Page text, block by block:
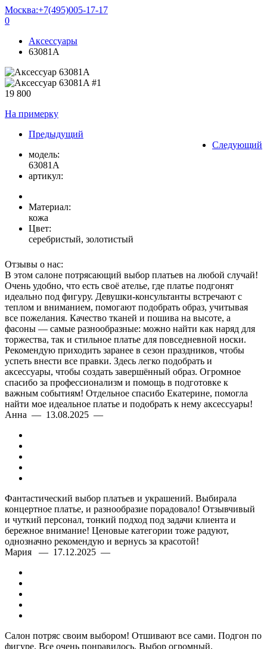
Москва:+7(495)005-17-17
0
Аксессуары
63081A
19 800
На примерку
Предыдущий
Следующий
модель:
63081A
артикул:
Материал:
кожа
Цвет:
серебристый, золотистый
Отзывы о нас:
В этом салоне потрясающий выбор платьев на любой случай!
Очень удобно, что есть своё ателье, где платье подгонят
идеально под фигуру. Девушки-консультанты встречают с
теплом и вниманием, помогают подобрать образ, учитывая
все пожелания. Качество тканей и пошива на высоте, а
фасоны — самые разнообразные: можно найти как наряд для
торжества, так и стильное платье для повседневной носки.
Рекомендую приходить заранее в сезон праздников, чтобы
успеть внести все правки. Здесь легко подобрать и
аксессуары, чтобы создать завершённый образ. Огромное
спасибо за профессионализм и помощь в подготовке к
важным событиям! Отдельное спасибо Екатерине, помогла
найти мое идеальное платье и подобрать к нему аксессуары!
Анна — 13.08.2025 —
Фантастический выбор платьев и украшений. Выбирала
концертное платье, и разнообразие порадовало! Отзывчивый
и чуткий персонал, тонкий подход под задачи клиента и
бережное внимание! Ценовые категории тоже радуют,
однозначно рекомендую и вернусь за красотой!
Мария — 17.12.2025 —
Салон потряс своим выбором! Отшивают все сами. Подгон по
фигуре. Все очень понравилось. Выбор огромный.